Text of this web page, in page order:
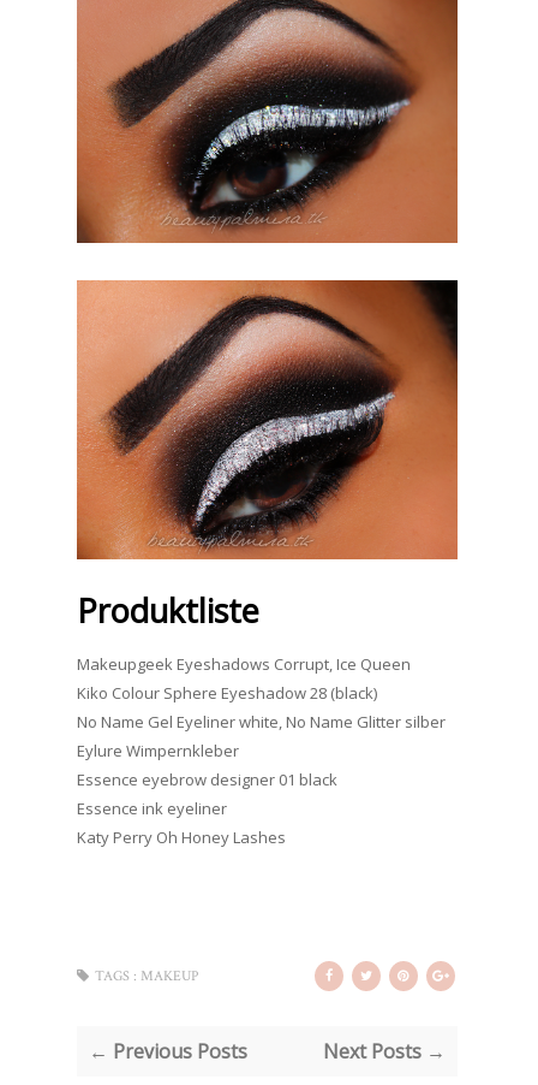
Produktliste
Makeupgeek Eyeshadows Corrupt, Ice Queen
Kiko Colour Sphere Eyeshadow 28 (black)
No Name Gel Eyeliner white, No Name Glitter silber
Eylure Wimpernkleber
Essence eyebrow designer 01 black
Essence ink eyeliner
Katy Perry Oh Honey Lashes
TAGS : MAKEUP
← Previous Posts Next Posts →